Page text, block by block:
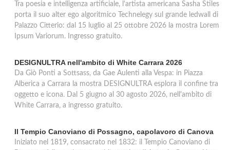
Tra poesia e intelligenza artificiale, l'artista americana Sasha Stiles
porta il suo alter ego algoritmico Technelegy sul grande ledwall di
Palazzo Citterio: dal 15 luglio al 25 ottobre 2026 la mostra Lorem
Ipsum Variorum. Ingresso gratuito.
DESIGNULTRA nell'ambito di White Carrara 2026
Da Giò Ponti a Sottsass, da Gae Aulenti alla Vespa: in Piazza
Alberica a Carrara la mostra DESIGNULTRA esplora il confine tra
oggetto e icona. Dal 5 giugno al 30 agosto 2026, nell'ambito di
White Carrara, a ingresso gratuito.
Il Tempio Canoviano di Possagno, capolavoro di Canova
Iniziato nel 1819, consacrato nel 1832: il Tempio Canoviano di